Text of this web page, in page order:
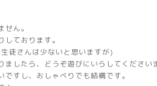
ん。
ております。
徒さんは少ないと思いますが)
したら、どうぞ遊びにいらしてください
すし、おしゃべりでも結構です。